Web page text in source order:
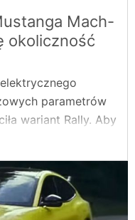
Mach-
okoliczność
parametrów
wariant Rally. Aby